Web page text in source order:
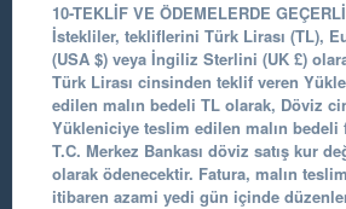
10-TEKLİF VE ÖDEMELERDE
İstekliler, tekliflerini Türk Lirası (TL),
(USA $) veya İngiliz Sterlini (UK £)
Türk Lirası cinsinden teklif veren
edilen malın bedeli TL olarak, Döviz
Yükleniciye teslim edilen malın bedeli
T.C. Merkez Bankası döviz satış kur
olarak ödenecektir. Fatura, malın
itibaren azami yedi gün içinde